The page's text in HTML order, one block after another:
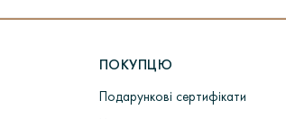
ПОКУПЦЮ
Подарункові сертифікати